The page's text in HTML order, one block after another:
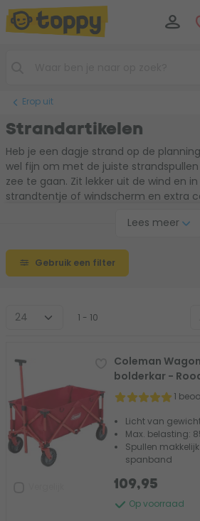
Erop uit
Strandartikelen
Heb je een dagje strand op de
wel fijn om met de juiste
zee te gaan. Zit lekker uit de wind en
strandtentje of windscherm en extra
gemak met een opvouwbareLees meer
Gebruik een filter
1 - 10
Coleman
bolderkar -
1
Licht van
Max. belasting:
Spullen
spanband
Op voorraad
109,95